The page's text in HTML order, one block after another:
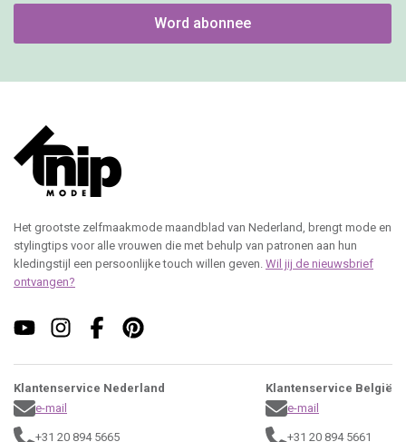
Word abonnee
Het grootste zelfmaakmode maandblad van Nederland, brengt mode en
stylingtips voor alle vrouwen die met behulp van patronen aan hun
kledingstijl een persoonlijke touch willen geven. Wil jij de nieuwsbrief
ontvangen?
Klantenservice Nederland
e-mail
+31 20 894 5665
Klantenservice België
e-mail
+31 20 894 5661